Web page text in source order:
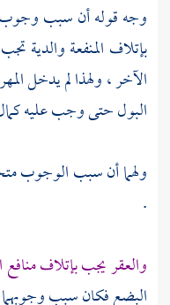
وجه قوله أن سبب وجوب
بإتلاف المنفعة والدية
الآخر ، ولهذا لم يدخل
البول حتى وجب عليه
ولهما أن سبب الوجوب
.
والعقر يجب بإتلاف
البضع فكان سبب